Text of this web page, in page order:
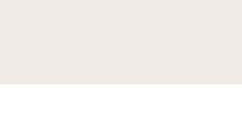
Снимайте ваше украшение перед